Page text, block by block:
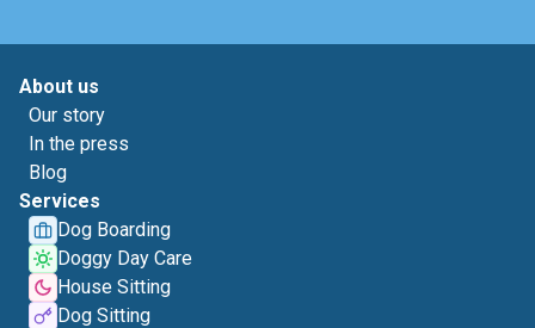
About us
Our story
In the press
Blog
Services
Dog Boarding
Doggy Day Care
House Sitting
Dog Sitting